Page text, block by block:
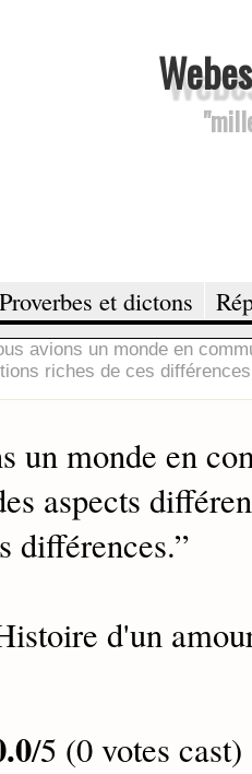
Proverbes et dictons
avions un monde en
riches de ces
un monde en
aspects
différences.”
d'un
/5 (0 votes cast)